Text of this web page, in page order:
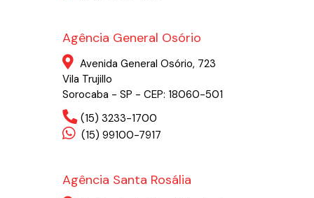
Agência General Osório
Avenida General Osório, 723
Vila Trujillo
Sorocaba - SP - CEP: 18060-501
(15) 3233-1700
(15) 99100-7917
Agência Santa Rosália